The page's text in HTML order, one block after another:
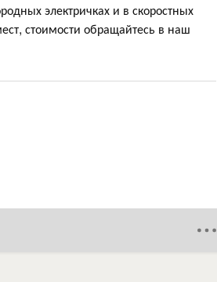
электричках и в скоростных
стоимости обращайтесь в наш